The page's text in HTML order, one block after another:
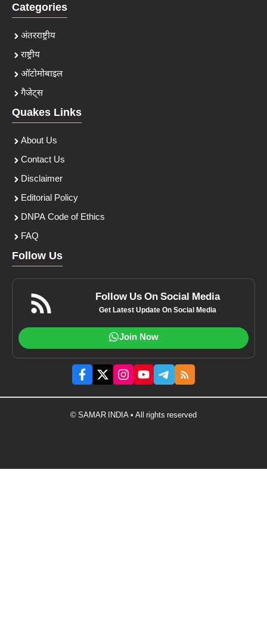
Categories
अंतरराष्ट्रीय
राष्ट्रीय
ऑटोमोबाइल
गैजेट्स
Quakes Links
About Us
Contact Us
Disclaimer
Editorial Policy
DNPA Code of Ethics
FAQ
Follow Us
Follow Us On Social Media
Get Latest Update On Social Media
Join Now
© SAMAR INDIA • All rights reserved